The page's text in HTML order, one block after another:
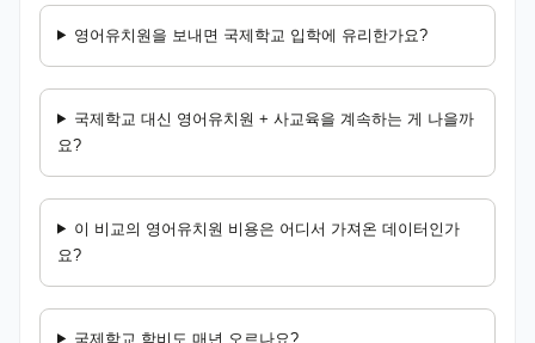
영어유치원을 보내면 국제학교 입학에 유리한가요?
국제학교 대신 영어유치원 + 사교육을 계속하는 게 나을까
요?
이 비교의 영어유치원 비용은 어디서 가져온 데이터인가
요?
국제학교 학비도 매년 오르나요?